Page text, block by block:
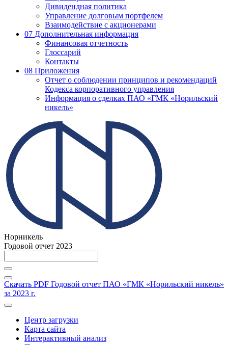
Дивидендная политика
Управление долговым портфелем
Взаимодействие с акционерами
07 Дополнительная информация
Финансовая отчетность
Глоссарий
Контакты
08 Приложения
Отчет о соблюдении принципов и рекомендаций
Кодекса корпоративного управления
Информация о сделках ПАО «ГМК «Норильский
никель»
Норникель
Годовой отчет 2023
Скачать PDF Годовой отчет ПАО «ГМК «Норильский никель»
за 2023 г.
Центр загрузки
Карта сайта
Интерактивный анализ